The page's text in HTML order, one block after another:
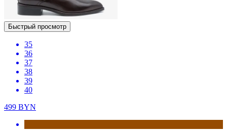
Быстрый просмотр
35
36
37
38
39
40
499 BYN